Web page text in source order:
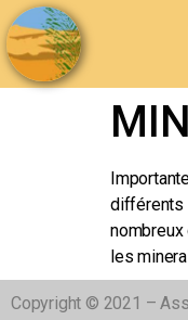
différents
les
Copyright © 2021 –